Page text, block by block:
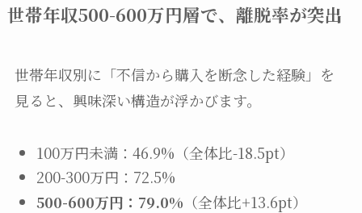
世帯年収500-600万円層で、離脱率が突出
世帯年収別に「不信から購入を断念した経験」を
見ると、興味深い構造が浮かびます。
100万円未満：46.9%（全体比-18.5pt）
200-300万円：72.5%
500-600万円：79.0% （全体比+13.6pt）